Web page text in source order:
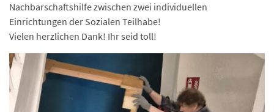
Nachbarschaftshilfe zwischen zwei individuellen
Einrichtungen der Sozialen Teilhabe!
Vielen herzlichen Dank! Ihr seid toll!